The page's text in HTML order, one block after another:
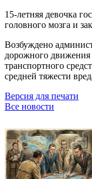
15-летняя девочка
головного мозга и
Возбуждено
дорожного
транспортного
средней тяжести
Версия для печати
Все новости